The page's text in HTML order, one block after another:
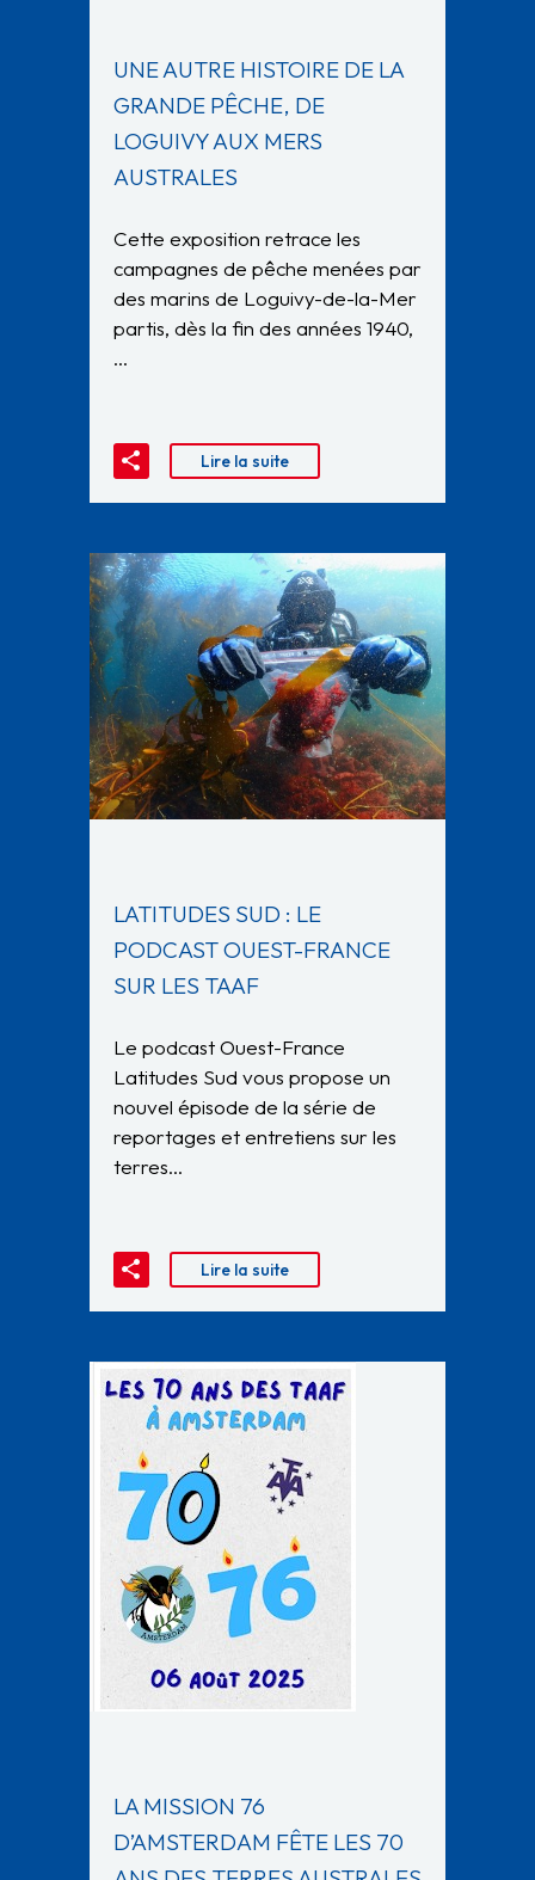
UNE AUTRE HISTOIRE DE LA
GRANDE PÊCHE, DE
LOGUIVY AUX MERS
AUSTRALES
Cette exposition retrace les
campagnes de pêche menées par
des marins de Loguivy-de-la-Mer
partis, dès la fin des années 1940,
…
Lire la suite
LATITUDES SUD : LE
PODCAST OUEST-FRANCE
SUR LES TAAF
Le podcast Ouest-France
Latitudes Sud vous propose un
nouvel épisode de la série de
reportages et entretiens sur les
terres…
Lire la suite
LA MISSION 76
D’AMSTERDAM FÊTE LES 70